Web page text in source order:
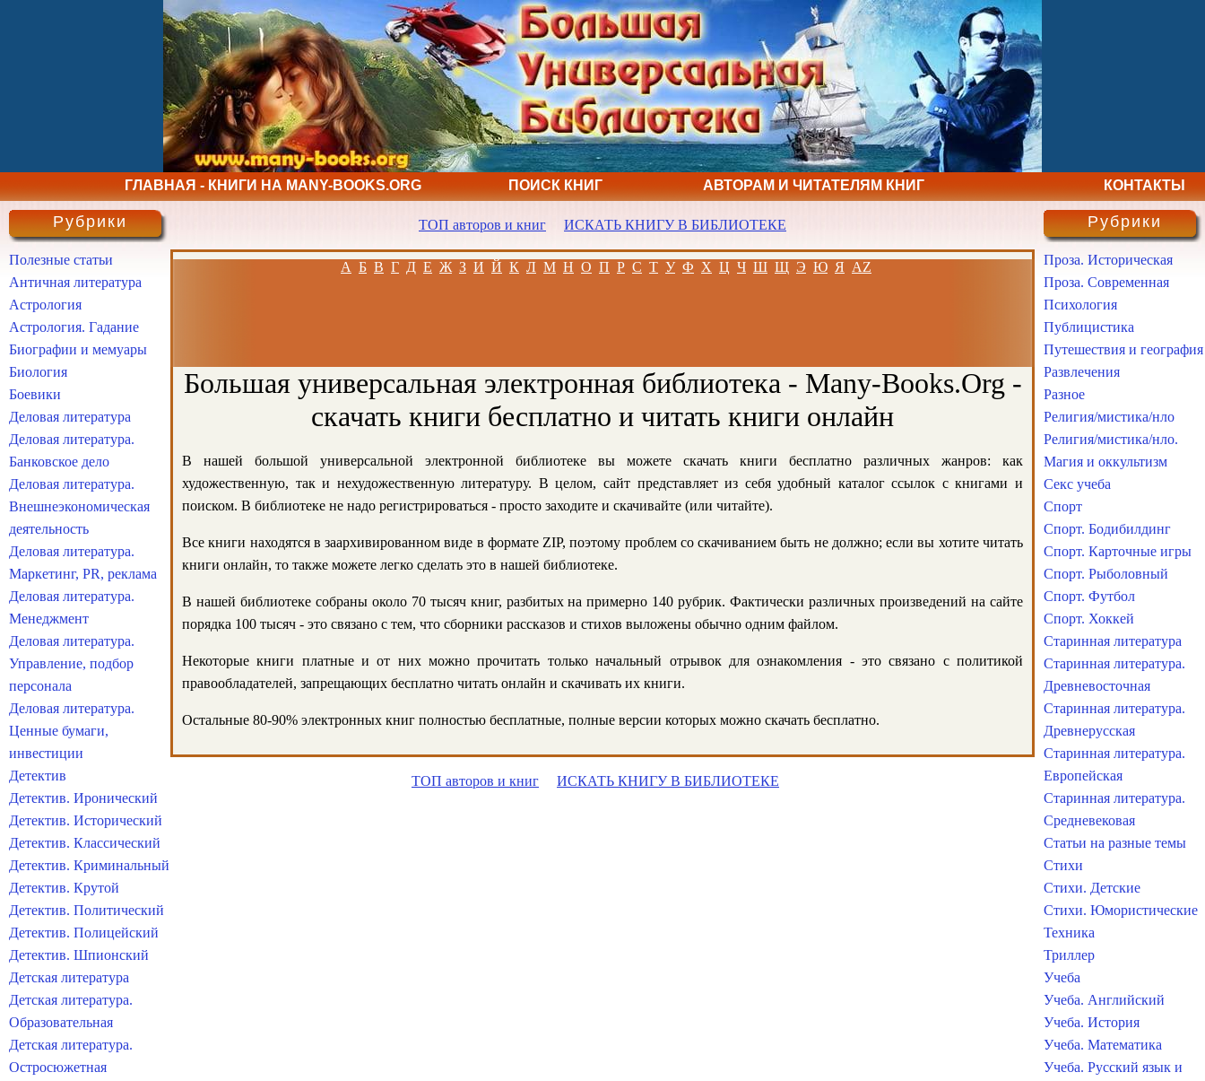
ГЛАВНАЯ - КНИГИ НА MANY-BOOKS.ORG ПОИСК КНИГ АВТОРАМ И ЧИТАТЕЛЯМ КНИГ КОНТАКТЫ
ТОП авторов и книг ИСКАТЬ КНИГУ В БИБЛИОТЕКЕ
А Б В Г Д Е Ж З И Й К Л М Н О П Р С Т У Ф Х Ц Ч Ш Щ Э Ю Я AZ
Большая универсальная электронная библиотека - Many-Books.Org -
скачать книги бесплатно и читать книги онлайн
В нашей большой универсальной электронной библиотеке вы можете скачать книги бесплатно различных жанров: как
художественную, так и нехудожественную литературу. В целом, сайт представляет из себя удобный каталог ссылок с книгами и
поиском. В библиотеке не надо регистрироваться - просто заходите и скачивайте (или читайте).
Все книги находятся в заархивированном виде в формате ZIP, поэтому проблем со скачиванием быть не должно; если вы хотите читать
книги онлайн, то также можете легко сделать это в нашей библиотеке.
В нашей библиотеке собраны около 70 тысяч книг, разбитых на примерно 140 рубрик. Фактически различных произведений на сайте
порядка 100 тысяч - это связано с тем, что сборники рассказов и стихов выложены обычно одним файлом.
Некоторые книги платные и от них можно прочитать только начальный отрывок для ознакомления - это связано с политикой
правообладателей, запрещающих бесплатно читать онлайн и скачивать их книги.
Остальные 80-90% электронных книг полностью бесплатные, полные версии которых можно скачать бесплатно.
ТОП авторов и книг ИСКАТЬ КНИГУ В БИБЛИОТЕКЕ
Рубрики
Полезные статьи
Античная литература
Астрология
Астрология. Гадание
Биографии и мемуары
Биология
Боевики
Деловая литература
Деловая литература.
Банковское дело
Деловая литература.
Внешнеэкономическая
деятельность
Деловая литература.
Маркетинг, PR, реклама
Деловая литература.
Менеджмент
Деловая литература.
Управление, подбор
персонала
Деловая литература.
Ценные бумаги,
инвестиции
Детектив
Детектив. Иронический
Детектив. Исторический
Детектив. Классический
Детектив. Криминальный
Детектив. Крутой
Детектив. Политический
Детектив. Полицейский
Детектив. Шпионский
Детская литература
Детская литература.
Образовательная
Детская литература.
Остросюжетная
Рубрики
Проза. Историческая
Проза. Современная
Психология
Публицистика
Путешествия и география
Развлечения
Разное
Религия/мистика/нло
Религия/мистика/нло.
Магия и оккультизм
Секс учеба
Спорт
Спорт. Бодибилдинг
Спорт. Карточные игры
Спорт. Рыболовный
Спорт. Футбол
Спорт. Хоккей
Старинная литература
Старинная литература.
Древневосточная
Старинная литература.
Древнерусская
Старинная литература.
Европейская
Старинная литература.
Средневековая
Статьи на разные темы
Стихи
Стихи. Детские
Стихи. Юмористические
Техника
Триллер
Учеба
Учеба. Английский
Учеба. История
Учеба. Математика
Учеба. Русский язык и